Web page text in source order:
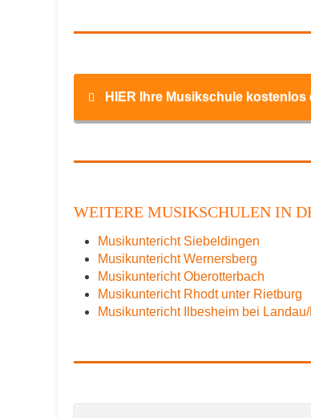
HIER Ihre Musikschule kostenlos
E-Mail *
WEITERE MUSIKSCHULEN IN
Musikuntericht Siebeldingen
Musikuntericht Wernersberg
Musikuntericht Oberotterbach
Musikuntericht Rhodt unter Rietburg
Musikuntericht Ilbesheim bei